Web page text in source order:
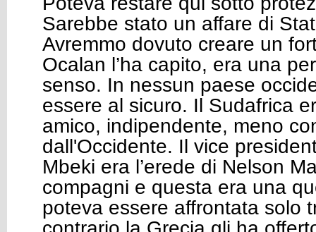
Sarebbe stato un affare di
Avremmo dovuto creare un
Ocalan l’ha capito, era una
senso. In nessun paese
essere al sicuro. Il Sudafrica
amico, indipendente, meno
dall'Occidente. Il vice
Mbeki era l’erede di Nelson
compagni e questa era una
poteva essere affrontata solo